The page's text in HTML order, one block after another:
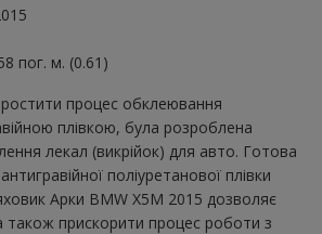
пог. м. (0.61)
процес обклеювання
плівкою, була розроблена
лекал (викрійок) для авто. Готова
поліуретанової плівки
Арки BMW X5M 2015 дозволяє
також прискорити процес роботи з